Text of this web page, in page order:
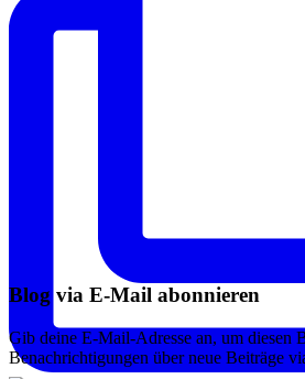
Blog via E-Mail abonnieren
Gib deine E-Mail-Adresse an, um diesen
Benachrichtigungen über neue Beiträge